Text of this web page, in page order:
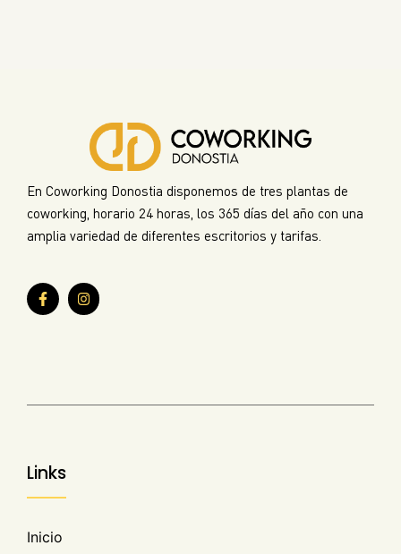
En Coworking Donostia disponemos de tres plantas de
coworking, horario 24 horas, los 365 días del año con una
amplia variedad de diferentes escritorios y tarifas.
Links
Inicio